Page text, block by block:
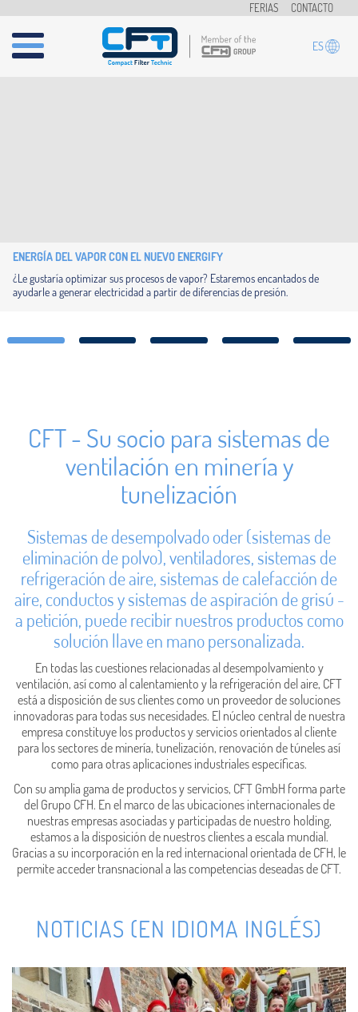
FERIAS CONTACTO
ES
ENERGÍA DEL VAPOR CON EL NUEVO ENERGIFY
¿Le gustaría optimizar sus procesos de vapor? Estaremos encantados de
ayudarle a generar electricidad a partir de diferencias de presión.
CFT - Su socio para sistemas de
ventilación en minería y
tunelización
Sistemas de desempolvado oder (sistemas de
eliminación de polvo), ventiladores, sistemas de
refrigeración de aire, sistemas de calefacción de
aire, conductos y sistemas de aspiración de grisú -
a petición, puede recibir nuestros productos como
solución llave en mano personalizada.
En todas las cuestiones relacionadas al desempolvamiento y
ventilación, así como al calentamiento y la refrigeración del aire, CFT
está a disposición de sus clientes como un proveedor de soluciones
innovadoras para todas sus necesidades. El núcleo central de nuestra
empresa constituye los productos y servicios orientados al cliente
para los sectores de minería, tunelización, renovación de túneles así
como para otras aplicaciones industriales específicas.
Con su amplia gama de productos y servicios, CFT GmbH forma parte
del Grupo CFH. En el marco de las ubicaciones internacionales de
nuestras empresas asociadas y participadas de nuestro holding,
estamos a la disposición de nuestros clientes a escala mundial.
Gracias a su incorporación en la red internacional orientada de CFH, le
permite acceder transnacional a las competencias deseadas de CFT.
NOTICIAS (EN IDIOMA INGLÉS)